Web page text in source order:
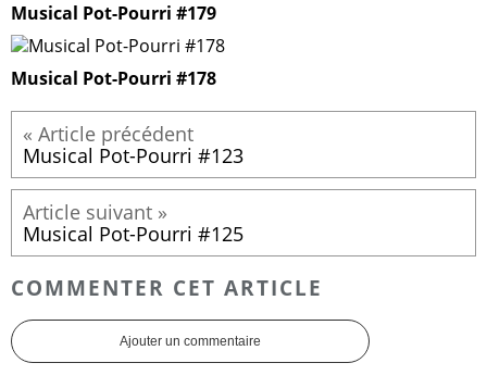
Musical Pot-Pourri #179
Musical Pot-Pourri #178
Musical Pot-Pourri #123
Musical Pot-Pourri #125
COMMENTER CET ARTICLE
Ajouter un commentaire